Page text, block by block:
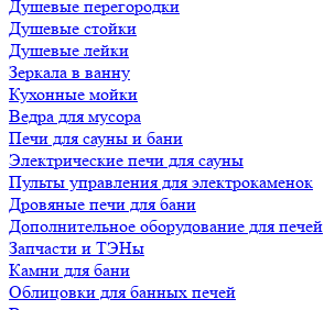
Душевые перегородки
Душевые стойки
Душевые лейки
Зеркала в ванну
Кухонные мойки
Ведра для мусора
Печи для сауны и бани
Электрические печи для сауны
Пульты управления для электрокаменок
Дровяные печи для бани
Дополнительное оборудование для печей
Запчасти и ТЭНы
Камни для бани
Облицовки для банных печей